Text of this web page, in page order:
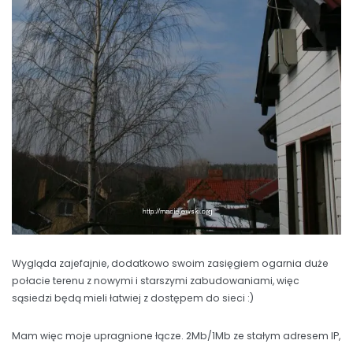
Wygląda zajefajnie, dodatkowo swoim zasięgiem ogarnia duże
połacie terenu z nowymi i starszymi zabudowaniami, więc
sąsiedzi będą mieli łatwiej z dostępem do sieci :)
Mam więc moje upragnione łącze. 2Mb/1Mb ze stałym adresem IP,